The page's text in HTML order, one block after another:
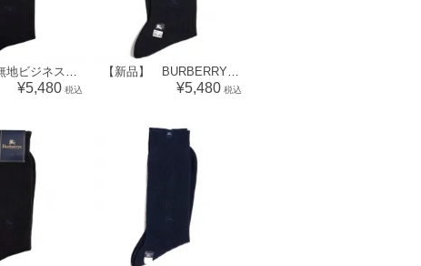
【新品】 無地ビジネスソックス バーバリー 70637 BURBERRY ネイビー メンズ
¥5,480 税込
【新品】 BURBERRY バーバリー メンズ 靴下 ビジネスソックス [サイズ：23～24cm] ネイビー 無地 ホースマーク刺繍 70635
¥5,480 税込